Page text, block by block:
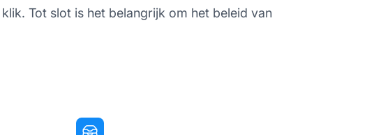
Tot slot is het belangrijk om het beleid van